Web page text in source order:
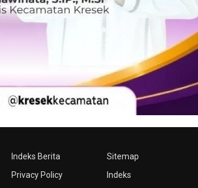
Indeks Berita
Privacy Policy
Sitemap
Indeks